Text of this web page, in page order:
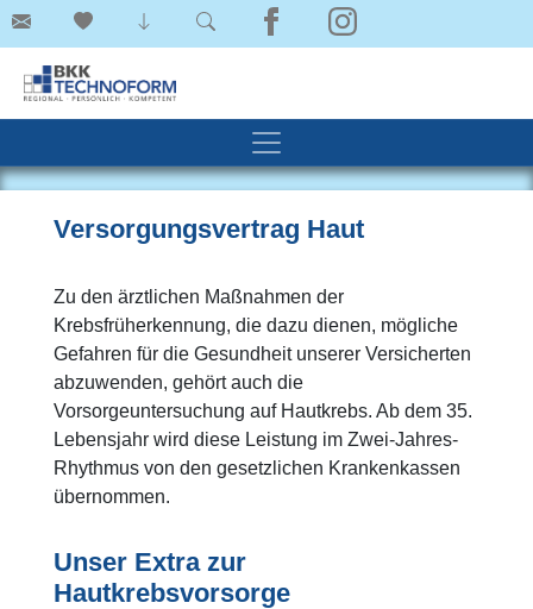
Versorgungsvertrag Haut
Zu den ärztlichen Maßnahmen der
Krebsfrüherkennung, die dazu dienen, mögliche
Gefahren für die Gesundheit unserer Versicherten
abzuwenden, gehört auch die
Vorsorgeuntersuchung auf Hautkrebs. Ab dem 35.
Lebensjahr wird diese Leistung im Zwei-Jahres-
Rhythmus von den gesetzlichen Krankenkassen
übernommen.
Unser Extra zur
Hautkrebsvorsorge